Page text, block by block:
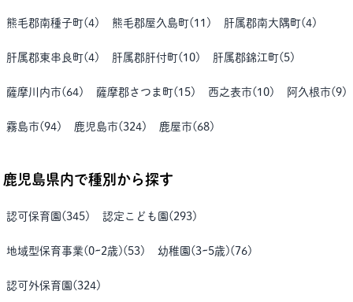
熊毛郡南種子町(4) 熊毛郡屋久島町( 11 ) 肝属郡南大隅町(4)
肝属郡東串良町(4) 肝属郡肝付町( 10) 肝属郡錦江町( 5)
薩摩川内市( 64) 薩摩郡さつま町( 15) 西之表市( 10) 阿久根市(9)
霧島市(94) 鹿児島市(324) 鹿屋市( 68)
鹿児島県内で種別から探す
認可保育園 (345) 認定こども園 ( 293)
地域型保育事業(0~2歳)( 53) 幼稚園(3~5歳)( 76)
認可外保育園 (324)